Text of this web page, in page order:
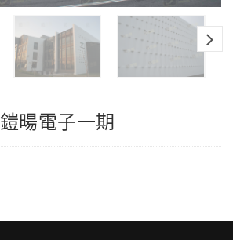
鎧暘電子一期